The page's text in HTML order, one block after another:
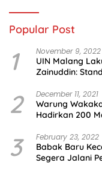
Popular Post
1 November 9, 2022
UIN Malang
Zainuddin:
2 December 11, 2021
Warung
Hadirkan 200
3 February 23, 2022
Babak Baru
Segera Jalani